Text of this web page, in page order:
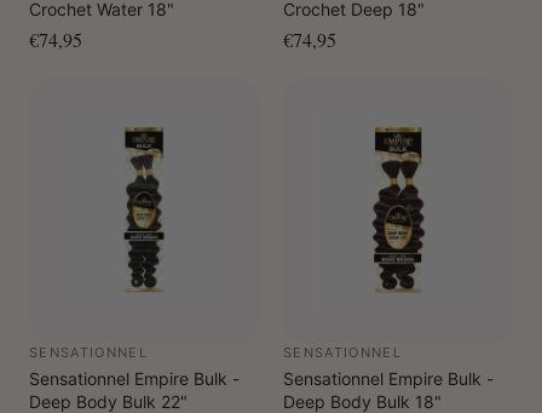
Crochet Water 18"
€74,95
Crochet Deep 18"
€74,95
SENSATIONNEL
Sensationnel Empire Bulk -
Deep Body Bulk 22"
SENSATIONNEL
Sensationnel Empire Bulk -
Deep Body Bulk 18"